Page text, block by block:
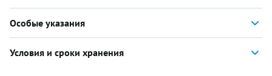
Особые указания
Условия и сроки хранения